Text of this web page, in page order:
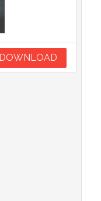
DOWNLOAD